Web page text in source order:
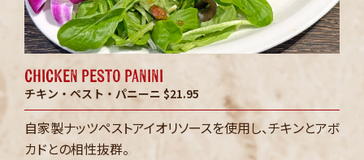
chicken pesto panini
チキン・ペスト・パニーニ $21.95
自家製ナッツペストアイオリソースを使用し、チキンとアボ
カドとの相性抜群。